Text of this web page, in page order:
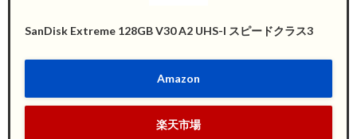
SanDisk Extreme 128GB V30 A2 UHS-I スピードクラス3
Amazon
楽天市場